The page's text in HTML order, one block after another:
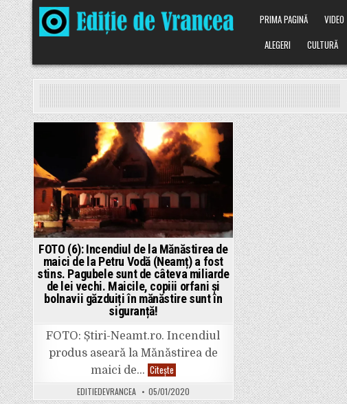
Skip
to
content
PRIMA PAGINĂ VIDEO
ALEGERI
CULTURĂ
Posted
in
FOTO (6): Incendiul de la Mănăstirea de
maici de la Petru Vodă (Neamț) a fost
stins. Pagubele sunt de câteva miliarde
de lei vechi. Maicile, copiii orfani și
bolnavii găzduiți în mănăstire sunt în
siguranță!
FOTO: Știri-Neamt.ro. Incendiul
produs aseară la Mănăstirea de
maici de… CiteșteFOTO
(6):
Incendiul
de
EDITIEDEVRANCEA 05/01/2020